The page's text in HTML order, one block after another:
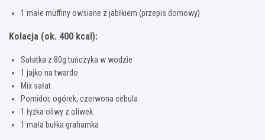
1 małe muffiny owsiane z jabłkiem (przepis domowy)
Kolacja (ok. 400 kcal):
Sałatka z 80g tuńczyka w wodzie
1 jajko na twardo
Mix sałat
Pomidor, ogórek, czerwona cebula
1 łyżka oliwy z oliwek
1 mała bułka grahamka